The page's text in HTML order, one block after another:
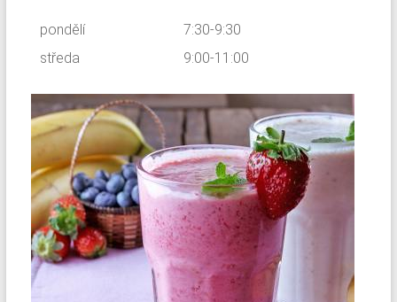
pondělí
7:30-9:30
středa
9:00-11:00